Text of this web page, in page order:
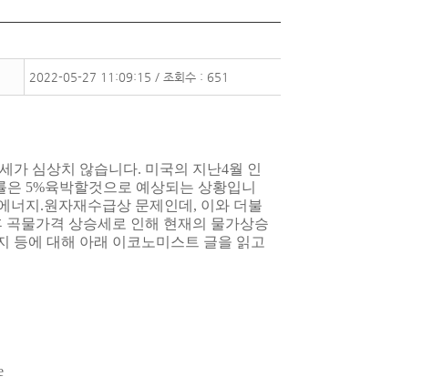
2022-05-27 11:09:15 / 조회수 : 651
가 심상치 않습니다. 미국의 지난4월 인
5%육박할것으로 예상되는 상황입니
너지.원자재수급상 문제인데, 이와 더불
물가격 상승세로 인해 현재의 물가상승
등에 대해 아래 이코노미스트 글을 읽고